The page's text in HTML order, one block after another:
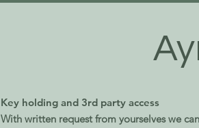
Key holding and 3rd party access
With written request from yourselves we